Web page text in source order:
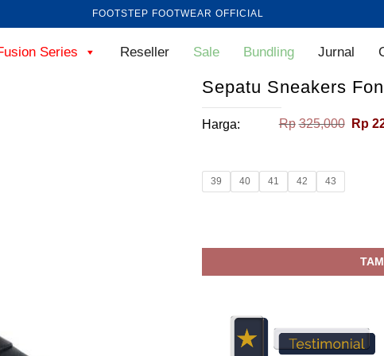
FOOTSTEP FOOTWEAR OFFICIAL
Series Reseller Sale Bundling Jurnal
Sepatu Sneakers
Harga: Rp 325,000 Rp
39 40 41 42 43